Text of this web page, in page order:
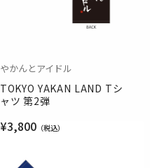
やかんとアイドル
TOKYO YAKAN LAND Tシ
ャツ 第2弾
¥3,800